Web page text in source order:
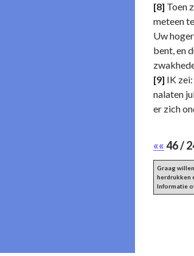
[8] Toen
meteen
Uw
bent, en
[9] IK
nalaten
er zich
««46 /
Graag
herdrukken
Informatie